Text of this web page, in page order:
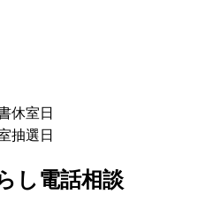
休室日
抽選日
し電話相談